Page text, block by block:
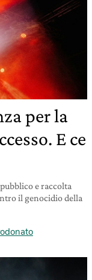
per la
E ce
e raccolta
il genocidio della